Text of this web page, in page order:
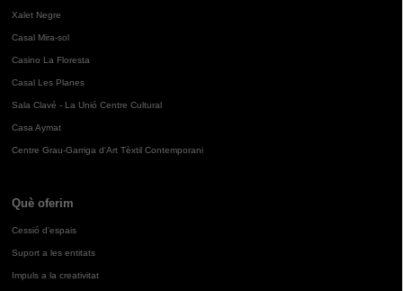
Xalet Negre
Casal Mira-sol
Casino La Floresta
Casal Les Planes
Sala Clavé - La Unió Centre Cultural
Casa Aymat
Centre Grau-Garriga d'Art Tèxtil Contemporani
Què oferim
Cessió d'espais
Suport a les entitats
Impuls a la creativitat